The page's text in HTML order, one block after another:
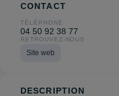
CONTACT
TÉLÉPHONE
04 50 92 38 77
RETROUVEZ-NOUS
Site web
DESCRIPTION